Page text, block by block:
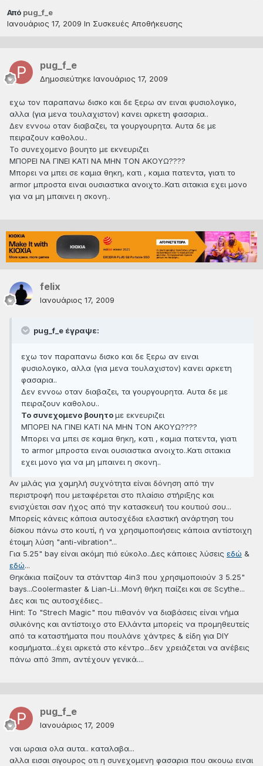
Από pug_f_e
Ιανουάριος 17, 2009 In Συσκευές Αποθήκευσης
pug_f_e
Δημοσιεύτηκε Ιανουάριος 17, 2009
εχω τον παραπανω δισκο και δε ξερω αν ειναι φυσιολογικο,
αλλα (για μενα τουλαχιστον) κανει αρκετη φασαρια..
Δεν εννοω οταν διαβαζει, τα γουργουρητα. Αυτα δε με
πειραζουν καθολου..
Το συνεχομενο βουητο με εκνευριζει
ΜΠΟΡΕΙ ΝΑ ΓΙΝΕΙ ΚΑΤΙ ΝΑ ΜΗΝ ΤΟΝ ΑΚΟΥΩ????
Μπορει να μπει σε καμια θηκη, κατι , καμια πατεντα, γιατι το
armor μπροστα ειναι ουσιαστικα ανοιχτο..Κατι σιτακια εχει μονο
για να μη μπαινει η σκονη..
felix
Ιανουάριος 17, 2009
pug_f_e έγραψε:
εχω τον παραπανω δισκο και δε ξερω αν ειναι
φυσιολογικο, αλλα (για μενα τουλαχιστον) κανει αρκετη
φασαρια..
Δεν εννοω οταν διαβαζει, τα γουργουρητα. Αυτα δε με
πειραζουν καθολου..
Το συνεχομενο βουητομε εκνευριζει
ΜΠΟΡΕΙ ΝΑ ΓΙΝΕΙ ΚΑΤΙ ΝΑ ΜΗΝ ΤΟΝ ΑΚΟΥΩ????
Μπορει να μπει σε καμια θηκη, κατι , καμια πατεντα, γιατι
το armor μπροστα ειναι ουσιαστικα ανοιχτο..Κατι σιτακια
εχει μονο για να μη μπαινει η σκονη..
Αν μιλάς για χαμηλή συχνότητα είναι δόνηση από την
περιστροφή που μεταφέρεται στο πλαίσιο στήριξης και
ενισχύεται σαν ήχος από την κατασκευή του κουτιού σου...
Μπορείς κάνεις κάποια αυτοσχέδια ελαστική ανάρτηση του
δίσκου πάνω στο κουτί, ή να χρησιμοποιήσεις κάποια αντίστοιχη
έτοιμη λύση "anti-vibration"...
Για 5.25" bay είναι ακόμη πιό εύκολο..Δες κάποιες λύσεις εδώ &
εδώ...
Θηκάκια παίζουν τα στάντταρ 4in3 που χρησιμοποιούν 3 5.25"
bays...Coolermaster & Lian-Li...Μονή θήκη παίζει και σε Scythe...
Δες και τις αυτοσχέδιες..
Hint: Το "Strech Magic" που πιθανόν να διαβάσεις είναι νήμα
σιλικόνης και αντίστοιχο στο Ελλάντα μπορείς να προμηθευτείς
από τα καταστήματα που πουλάνε χάντρες & είδη για DIY
κοσμήματα...έχει αρκετά στο κέντρο...δεν χρειάζεται να ανέβεις
πάνω από 3mm, αντέχουν γενικά....
pug_f_e
Ιανουάριος 17, 2009
ναι ωραια ολα αυτα.. καταλαβα...
αλλα εισαι σιγουρος οτι η συνεχομενη φασαρια που ακουω ειναι